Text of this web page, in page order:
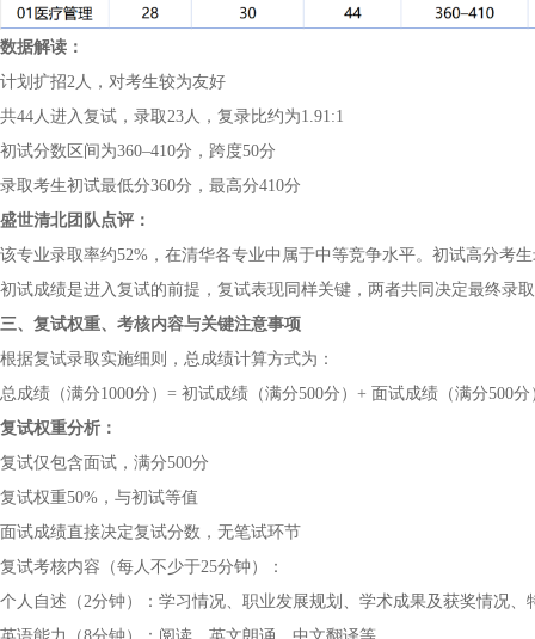
数据解读：
计划扩招2人，对考生较为友好
共44人进入复试，录取23人，复录比约为1.91:1
初试分数区间为360–410分，跨度50分
录取考生初试最低分360分，最高分410分
盛世清北团队点评：
该专业录取率约52%，在清华各专业中属于中等竞争水平。初试高分考
初试成绩是进入复试的前提，复试表现同样关键，两者共同决定最终录
三、复试权重、考核内容与关键注意事项
根据复试录取实施细则，总成绩计算方式为：
总成绩（满分1000分）= 初试成绩（满分500分）+ 面试成绩（满分500分
复试权重分析：
复试仅包含面试，满分500分
复试权重50%，与初试等值
面试成绩直接决定复试分数，无笔试环节
复试考核内容（每人不少于25分钟）：
个人自述（2分钟）：学习情况、职业发展规划、学术成果及获奖情况